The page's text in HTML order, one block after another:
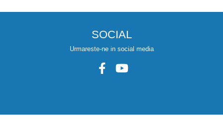
SOCIAL
Urmareste-ne in social media